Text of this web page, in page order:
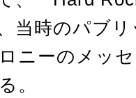
当時のパブ
ニーのメッ
。